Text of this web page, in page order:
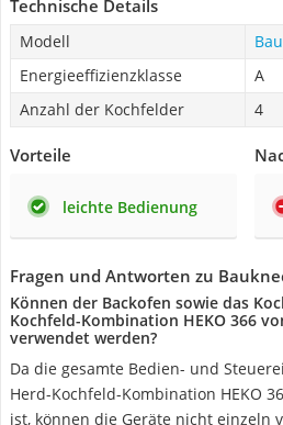
Technische Details
Modell
Energieeffizienzklasse
A
Anzahl der Kochfelder
4
Vorteile
leichte Bedienung
Fragen und Antworten zu
Können der Backofen sowie das
Kochfeld-Kombination HEKO 366
verwendet werden?
Da die gesamte Bedien- und
Herd-Kochfeld-Kombination HEKO
ist, können die Geräte nicht einzeln